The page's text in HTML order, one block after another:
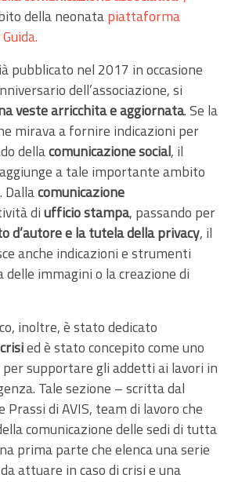
della neonatapiattaforma
.
pubblicato nel 2017 in occasione
dell’associazione, si
veste arricchita e aggiornata. Se la
mirava a fornire indicazioni per
dellacomunicazione social, il
a tale importante ambito
comunicazione
diufficio stampa, passando per
d’autore e la tutela della privacy, il
anche indicazioni e strumenti
immagini o la creazione di
inoltre, è stato dedicato
ed è stato concepito come uno
supportare gli addetti ai lavori in
Tale sezione – scritta dal
Prassi di AVIS, team di lavoro che
comunicazione delle sedi di tutta
prima parte che elenca una serie
attuare in caso di crisi e una